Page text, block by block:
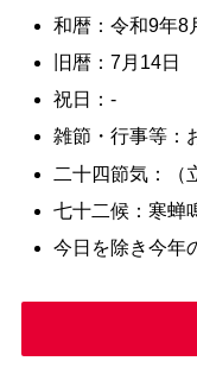
和暦：令和9年8
旧暦：7月14日
祝日：-
雑節・行事等：
二十四節気：（
七十二候：寒蝉
今日を除き今年